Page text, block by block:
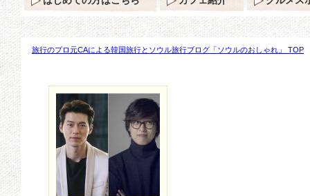
旅行のプロ元CAによる韓国旅行とソウル旅行ブログ「ソウルのおしゃれ」 TOP